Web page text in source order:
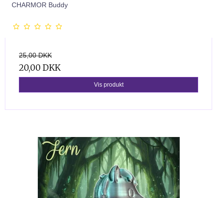
CHARMOR Buddy
25,00 DKK
20,00 DKK
Vis produkt